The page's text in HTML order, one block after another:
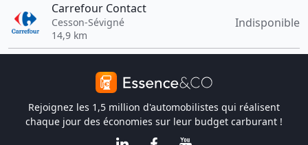
Carrefour Contact
Cesson-Sévigné
14,9 km
Indisponible
Rejoignez les 1,5 million d'automobilistes qui réalisent
chaque jour des économies sur leur budget carburant !